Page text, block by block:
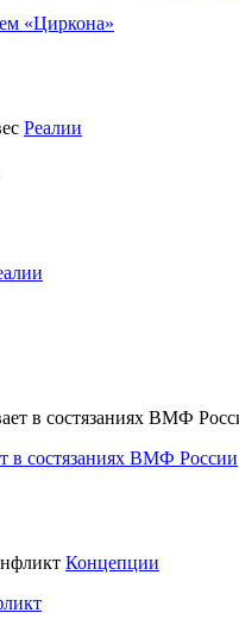
«Циркона»
Реалии
в состязаниях ВМФ России
Концепции